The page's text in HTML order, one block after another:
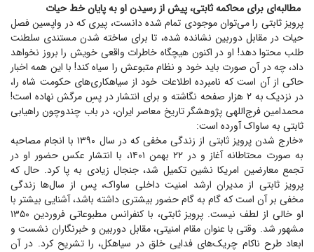
مطالبه‌ای برای محاکمه ثابتی، پیش از رسیدن او به پایان خط حیات
پرویز ثابتی را می‌توان موجودی تمام شده دانست، پیری که در واپسین فصل
حیات در مقابل دوربین نشانده شده، تا برای ساخته شدن مستندی سلطنت
طلب محتوا دهد! او در اکنون هیچگاه خاطرات واقعی خویش را بروز نخواهد
داد، چه در آن صورت باید خود و نظام متبوعش را سیاه کند! با این همه اخبار
حاکی از آن است که نامبرده اطلاعات خود از سیاهکاری‌های حکومت شاه را،
در نزدیک به ۲ هزار صفحه نگاشته و برای انتشار در پسِ مرگش نهاده است!
محمدامین فرج‌اللهی پژوهشگر تاریخ معاصر ایران، در باب چندوچون راهیابی
ثابتی به ساواک آورده است:
«خارج شدن پرویز ثابتی از زندگی مخفی که در سال ۱۳۹۰ با انجام مصاحبه
به صورت محتاطانه آغاز و در ۲۲ بهمن ۱۴۰۱، با انتشار عکس حضور او در
تجمع معارضین امریکا نشین تکمیل شد، جنجال زیادی به پا کرد. حال که
پرویز ثابتی از مدیران ارشد امنیت داخلی ساواک، پس از سال‌ها زندگی
مخفی بر آن است که گام به گام حضور بیشتری داشته باشد، آشنایی بیشتر با
او خالی از لطف نیست. پرویز ثابتی، با کنفرانس مطبوعاتی فروردین ۱۳۵۰
مشهور شد. وقتی با عنوان مقام امنیتی، مقابل دوربین و خبرنگاران نشست و
ابعاد طرح ناکام چریک‌های فدایی خلق در سیاهکل، را تشریح کرد. در آن